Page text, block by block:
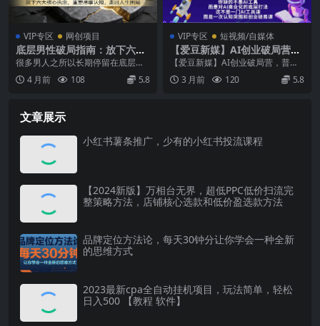
VIP专区 网创项目
底层男性破局指南：放下六大
核心执念，重塑思维认知，走
很多男人之所以长期停留在底层，
甚至沦为龟男，就是因为脑子里充
斥了太多有毒的执念。...
4 月前 108 5.8
VIP专区 短视频/自媒体
【爱豆新媒】AI创业破局营，
普通人拥抱AI必修课，送10个
【爱豆新媒】AI创业破局营，普通
人拥抱AI必修课，送10个智能体 如
何从零开始把...
3 月前 120 5.8
文章展示
小红书薯条推广，少有的小红书投流课程
【2024新版】万相台无界，超低PPC低价扫流完
整策略方法，店铺核心选款和低价盈选款方法
品牌定位方法论，每天30钟分让你学会一种全新
的思维方式
2023最新cpa全自动挂机项目，玩法简单，轻松
日入500 【教程 软件】